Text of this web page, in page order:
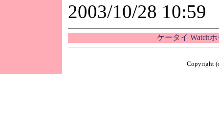
2003/10/28 10:59
ケータイ Watch
Copyright